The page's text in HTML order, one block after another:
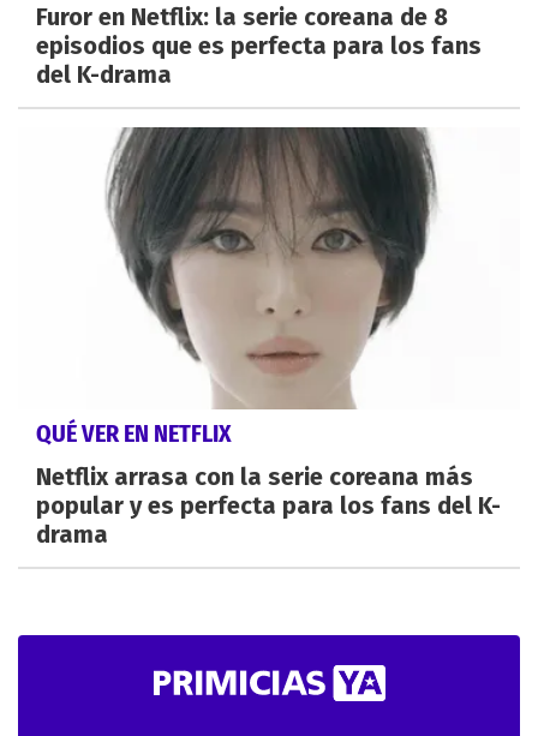
Furor en Netflix: la serie coreana de 8
episodios que es perfecta para los fans
del K-drama
QUÉ VER EN NETFLIX
Netflix arrasa con la serie coreana más
popular y es perfecta para los fans del K-
drama